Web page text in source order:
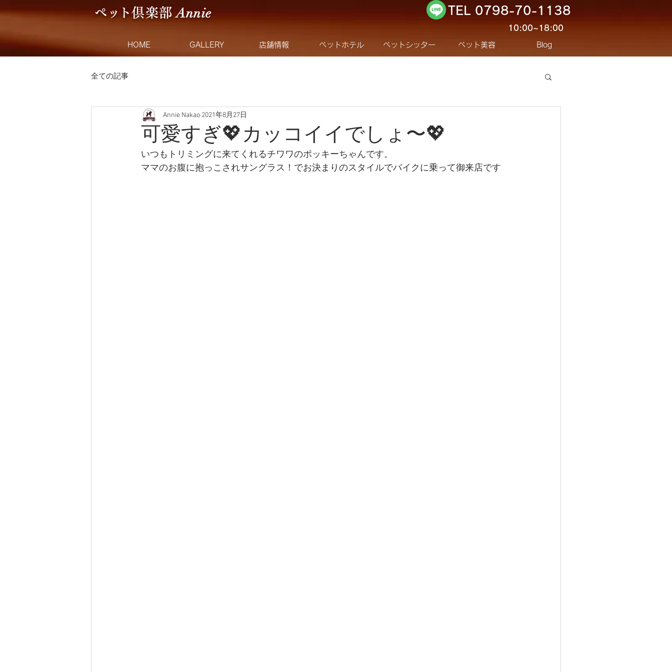
ペッ ト倶楽部 Annie TEL 0798-70-1138
10:00~18:00
HOME GALLERY 店舗情報 ペットホテル ペットシッター ペット美容 Blog
全ての記事
可愛すぎ💖カッコイイでしょ〜💖
Annie Nakao 2021年8月27日
いつもトリミングに来てくれるチワワのポッキーちゃんです。
ママのお腹に抱っこされサングラス！でお決まりのスタイルでバイクに乗って御来店です